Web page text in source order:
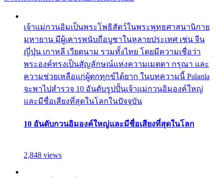
เจ้าแม่กวนอิมเป็นพระโพธิสัตว์ในพระพุทธศาสนานิกาย
มหายาน มีผู้เคารพนับถือบูชาในหลายประเทศ เช่น จีน
ญี่ปุ่น เกาหลี เวียดนาม รวมทั้งไทย โดยมีความเชื่อว่า
พระองค์ทรงเป็นสัญลักษณ์แห่งความเมตตา กรุณา และ
ความช่วยเหลือแก่ผู้ตกทุกข์ได้ยาก ในบทความนี้ Palanla
จะพาไปสำรวจ 10 อันดับรูปปั้นเจ้าแม่กวนอิมองค์ใหญ่
และมีชื่อเสียงที่สุดในโลกในปัจจุบัน
10 อันดับกวนอิมองค์ใหญ่และมีชื่อเสียงที่สุดในโลก
2,848 views